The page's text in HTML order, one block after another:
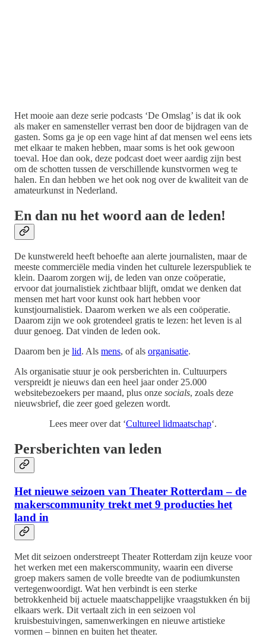
Het mooie aan deze serie podcasts ‘De Omslag’ is dat ik ook
als maker en samensteller verrast ben door de bijdragen van de
gasten. Soms ga je op een vage hint af dat mensen wel eens iets
met elkaar te maken hebben, maar soms is het ook gewoon
toeval. Hoe dan ook, deze podcast doet weer aardig zijn best
om de schotten tussen de verschillende kunstvormen weg te
halen. En dan hebben we het ook nog over de kwaliteit van de
amateurkunst in Nederland.
En dan nu het woord aan de leden!
De kunstwereld heeft behoefte aan alerte journalisten, maar de
meeste commerciële media vinden het culturele lezerspubliek te
klein. Daarom zorgen wij, de leden van onze coöperatie,
ervoor dat journalistiek zichtbaar blijft, omdat we denken dat
mensen met hart voor kunst ook hart hebben voor
kunstjournalistiek. Daarom werken we als een coöperatie.
Daarom zijn we ook grotendeel gratis te lezen: het leven is al
duur genoeg. Dat vinden de leden ook.
Daarom ben je lid. Als mens, of als organisatie.
Als organisatie stuur je ook persberichten in. Cultuurpers
verspreidt je nieuws dan een heel jaar onder 25.000
websitebezoekers per maand, plus onze socials, zoals deze
nieuwsbrief, die zeer goed gelezen wordt.
Lees meer over dat ‘Cultureel lidmaatschap‘.
Persberichten van leden
Het nieuwe seizoen van Theater Rotterdam – de
makerscommunity trekt met 9 producties het
land in
Met dit seizoen onderstreept Theater Rotterdam zijn keuze voor
het werken met een makerscommunity, waarin een diverse
groep makers samen de volle breedte van de podiumkunsten
vertegenwoordigt. Wat hen verbindt is een sterke
betrokkenheid bij actuele maatschappelijke vraagstukken én bij
elkaars werk. Dit vertaalt zich in een seizoen vol
kruisbestuivingen, samenwerkingen en nieuwe artistieke
vormen – binnen en buiten het theater.